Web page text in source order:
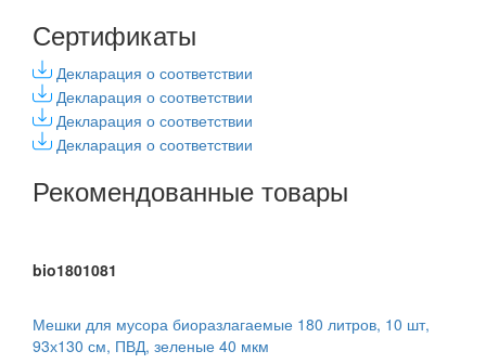
Сертификаты
Декларация о соответствии
Декларация о соответствии
Декларация о соответствии
Декларация о соответствии
Рекомендованные товары
bio1801081
Мешки для мусора биоразлагаемые 180 литров, 10 шт,
93х130 см, ПВД, зеленые 40 мкм